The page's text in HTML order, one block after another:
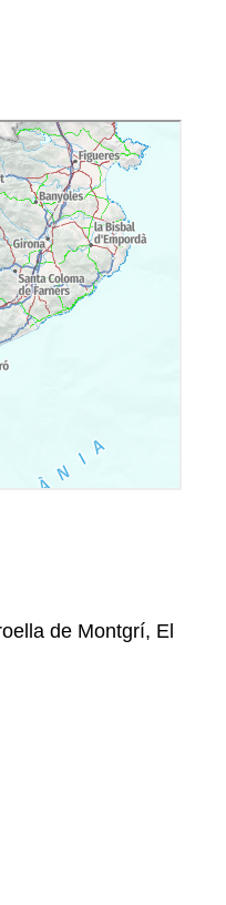
de Montgrí, El